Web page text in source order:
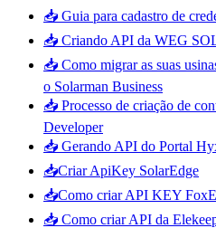
📥 Guia para cadastro de
📥 Criando API da WEG
📥 Como migrar as suas
o Solarman Business
📥 Processo de criação de
Developer
📥 Gerando API do Portal
📥Criar ApiKey SolarEdge
📥Como criar API KEY
📥 Como criar API da